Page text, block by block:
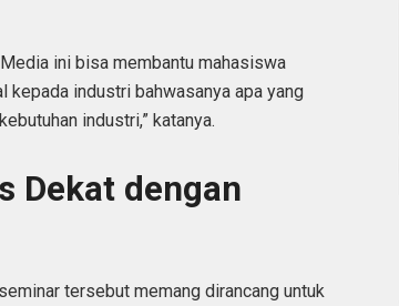
ini bisa membantu mahasiswa
industri bahwasanya apa yang
industri,” katanya.
Dekat dengan
tersebut memang dirancang untuk